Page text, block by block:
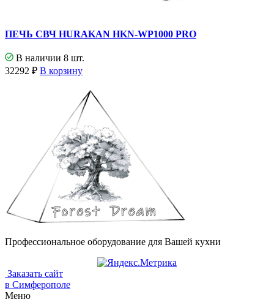
ПЕЧЬ СВЧ HURAKAN HKN-WP1000 PRO
В наличии 8 шт.
32292 ₽ В корзину
Профессиональное оборудование для Вашей кухни
Заказать сайт
в Симферополе
Меню